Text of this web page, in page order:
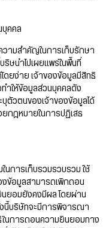
บุคคล
วามสำคัญในการเก็บรักษา
ษนำไปเผยแพร่ในพื้นที่
ดยง่าย เจ้าของข้อมูลมีสิทธิ
ำให้ข้อมูลส่วนบุคคลดัง
ตัวตนของเจ้าของข้อมูลได้
กฎหมายในการปฏิเสธ
นการเก็บรวมรวบรวม ใช้
งข้อมูลสามารถเพิกถอน
ยอมยังคงมีผล โดยผ่าน
นี้บริษัทจะมีการพิจารณา
นการถอนความยินยอมทาง